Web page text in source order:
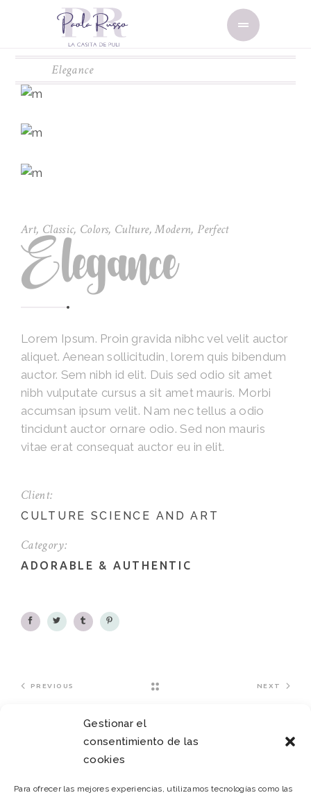
Gestionar el
consentimiento de las
cookies
Para ofrecer las mejores experiencias, utilizamos tecnologías como las
Elegance
Art, Classic, Colors, Culture,Modern, Perfect
Elegance
Lorem Ipsum. Proin gravida nibhc vel velit auctor
aliquet. Aenean sollicitudin, lorem quis bibendum
auctor. Sem nibh id elit. Duis sed odio sit amet
nibh vulputate cursus a sit amet mauris. Morbi
accumsan ipsum velit. Nam nec tellus a odio
tincidunt auctor ornare odio. Sed non mauris
vitae erat consequat auctor eu in elit.
Client:
CULTURE SCIENCE AND ART
Category:
ADORABLE & AUTHENTIC
PREVIOUS NEXT